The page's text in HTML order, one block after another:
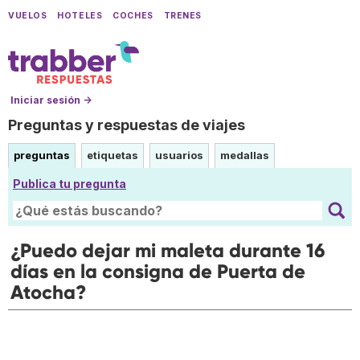
VUELOS HOTELES COCHES TRENES
Iniciar sesión →
Preguntas y respuestas de viajes
preguntas etiquetas usuarios medallas
Publica tu pregunta
¿Puedo dejar mi maleta durante 16
días en la consigna de Puerta de
Atocha?